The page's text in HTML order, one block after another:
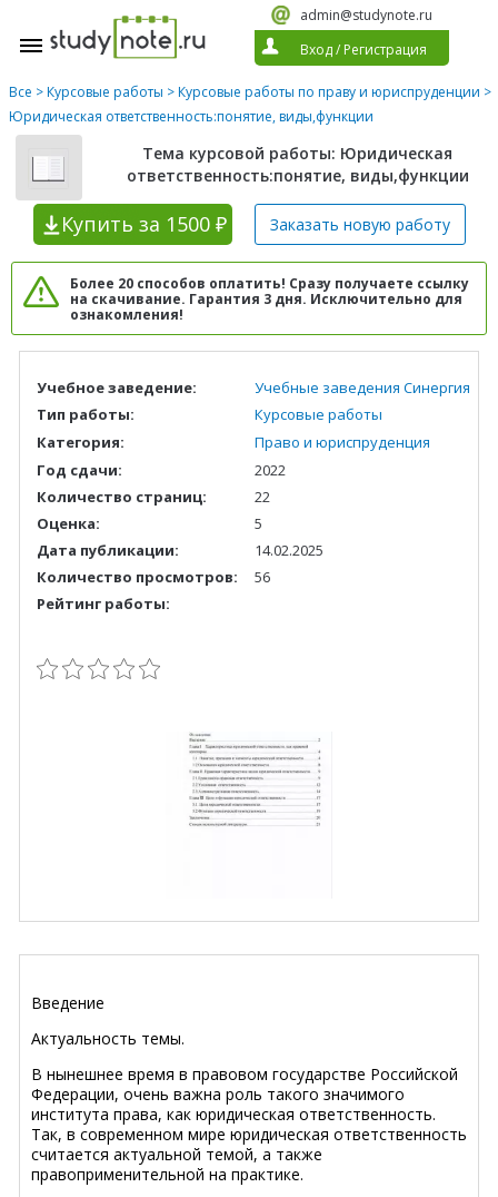
admin@studynote.ru
Вход/ Регистрация
Все >Курсовые работы >Курсовые работы по праву и юриспруденции >
Юридическая ответственность:понятие, виды,функции
Тема курсовой работы: Юридическая
ответственность:понятие, виды,функции
Купить за 1500 ₽ Заказать новую работу
Более 20 способов оплатить! Сразу получаете ссылку
на скачивание. Гарантия 3 дня. Исключительно для
ознакомления!
Учебное заведение:
Учебные заведения Синергия
Тип работы:
Курсовые работы
Категория:
Право и юриспруденция
Год сдачи:
2022
Количество страниц:
22
Оценка:
5
Дата публикации:
14.02.2025
Количество просмотров:
56
Рейтинг работы:
Введение
Актуальность темы.
В нынешнее время в правовом государстве Российской
Федерации, очень важна роль такого значимого
института права, как юридическая ответственность.
Так, в современном мире юридическая ответственность
считается актуальной темой, а также
правоприменительной на практике.